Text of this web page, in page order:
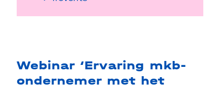
Webinar ‘Ervaring mkb-
ondernemer met het